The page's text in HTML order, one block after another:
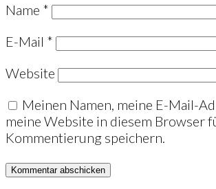
Name *
E-Mail *
Website
Meinen Namen, meine E-Mail-
meine Website in diesem Browser
Kommentierung speichern.